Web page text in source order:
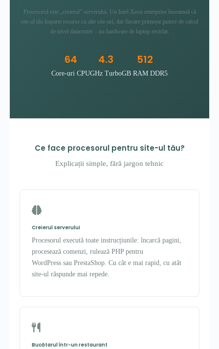
Procesorul este „creierul” serverului. Un Intel Xeon enterprise înseamnă că
site-ul tău împarte resurse cu alte site-uri, dar fiecare primește putere de calcul
de nivel datacenter – nu hardware de laptop reciclat.
64
Core-uri CPU
4.3
GHz Turbo
512
GB RAM DDR5
Ce face procesorul pentru site-ul tău?
Explicații simple, fără jargon tehnic
Creierul serverului
Procesorul execută toate instrucțiunile: încarcă pagini,
procesează comenzi, rulează PHP pentru
WordPress sau PrestaShop. Cu cât e mai rapid, cu atât
site-ul răspunde mai repede.
Bucătarul într-un restaurant